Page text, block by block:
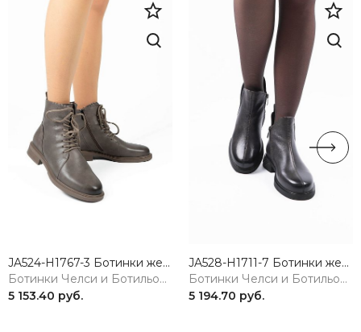
JA524-H1767-3 Ботинки женские натуральная кожа коричневый 365
Ботинки Челси и Ботильоны
5 153.40 руб.
JA528-H1711-7 Ботинки женские натуральная кожа коричневый 365
Ботинки Челси и Ботильоны
5 194.70 руб.